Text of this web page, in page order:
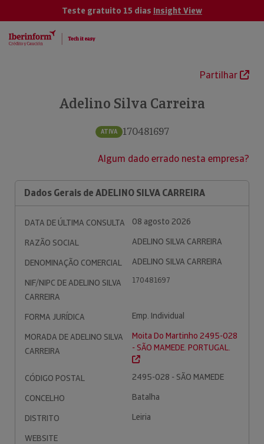
Teste gratuito 15 dias Insight View
Partilhar
Adelino Silva Carreira
ATIVA 170481697
Algum dado errado nesta empresa?
Dados Gerais de ADELINO SILVA CARREIRA
DATA DE ÚLTIMA CONSULTA
08 agosto 2026
RAZÃO SOCIAL
ADELINO SILVA CARREIRA
DENOMINAÇÃO COMERCIAL
ADELINO SILVA CARREIRA
NIF/NIPC DE ADELINO SILVA
CARREIRA
170481697
FORMA JURÍDICA
Emp. Individual
MORADA DE ADELINO SILVA
CARREIRA
Moita Do Martinho 2495-028
- SÃO MAMEDE. PORTUGAL.
CÓDIGO POSTAL
2495-028 - SÃO MAMEDE
CONCELHO
Batalha
DISTRITO
Leiria
WEBSITE